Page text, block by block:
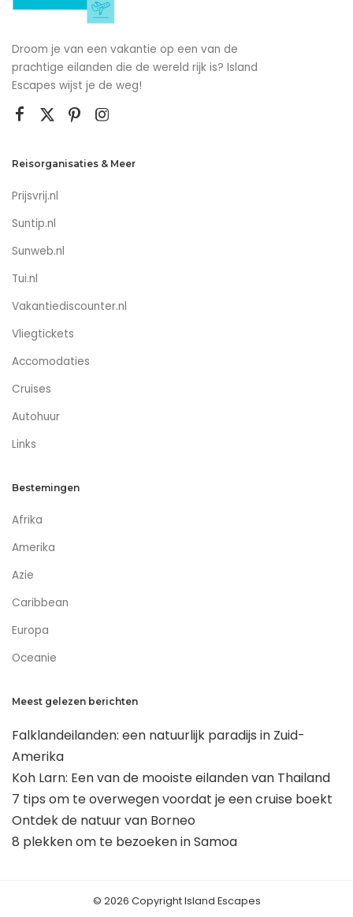
Droom je van een vakantie op een van de
prachtige eilanden die de wereld rijk is? Island
Escapes wijst je de weg!
Reisorganisaties & Meer
Prijsvrij.nl
Suntip.nl
Sunweb.nl
Tui.nl
Vakantiediscounter.nl
Vliegtickets
Accomodaties
Cruises
Autohuur
Links
Bestemingen
Afrika
Amerika
Azie
Caribbean
Europa
Oceanie
Meest gelezen berichten
Falklandeilanden: een natuurlijk paradijs in Zuid-
Amerika
Koh Larn: Een van de mooiste eilanden van Thailand
7 tips om te overwegen voordat je een cruise boekt
Ontdek de natuur van Borneo
8 plekken om te bezoeken in Samoa
© 2026 Copyright Island Escapes